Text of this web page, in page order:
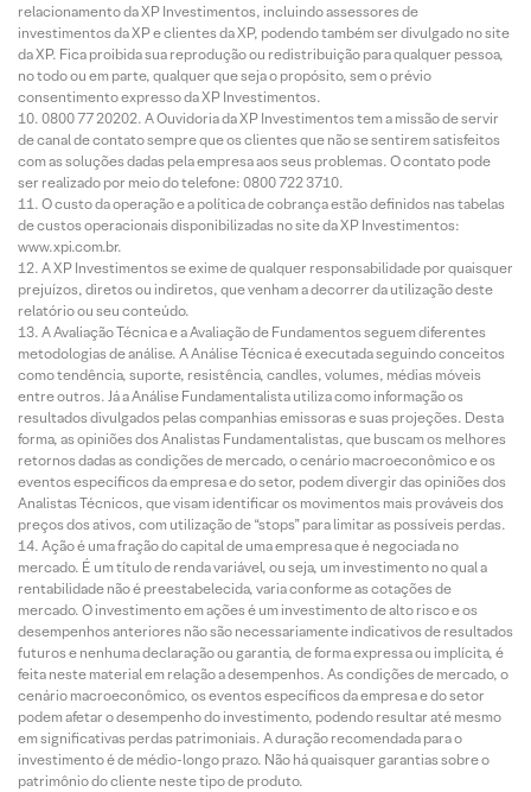
relacionamento da XP Investimentos, incluindo assessores de
investimentos da XP e clientes da XP, podendo também ser divulgado no site
da XP. Fica proibida sua reprodução ou redistribuição para qualquer pessoa,
no todo ou em parte, qualquer que seja o propósito, sem o prévio
consentimento expresso da XP Investimentos.
0800 77 20202. A Ouvidoria da XP Investimentos tem a missão de servir
de canal de contato sempre que os clientes que não se sentirem satisfeitos
com as soluções dadas pela empresa aos seus problemas. O contato pode
ser realizado por meio do telefone: 0800 722 3710.
O custo da operação e a política de cobrança estão definidos nas tabelas
de custos operacionais disponibilizadas no site da XP Investimentos:
www.xpi.com.br.
A XP Investimentos se exime de qualquer responsabilidade por quaisquer
prejuízos, diretos ou indiretos, que venham a decorrer da utilização deste
relatório ou seu conteúdo.
A Avaliação Técnica e a Avaliação de Fundamentos seguem diferentes
metodologias de análise. A Análise Técnica é executada seguindo conceitos
como tendência, suporte, resistência, candles, volumes, médias móveis
entre outros. Já a Análise Fundamentalista utiliza como informação os
resultados divulgados pelas companhias emissoras e suas projeções. Desta
forma, as opiniões dos Analistas Fundamentalistas, que buscam os melhores
retornos dadas as condições de mercado, o cenário macroeconômico e os
eventos específicos da empresa e do setor, podem divergir das opiniões dos
Analistas Técnicos, que visam identificar os movimentos mais prováveis dos
preços dos ativos, com utilização de “stops” para limitar as possíveis perdas.
Ação é uma fração do capital de uma empresa que é negociada no
mercado. É um título de renda variável, ou seja, um investimento no qual a
rentabilidade não é preestabelecida, varia conforme as cotações de
mercado. O investimento em ações é um investimento de alto risco e os
desempenhos anteriores não são necessariamente indicativos de resultados
futuros e nenhuma declaração ou garantia, de forma expressa ou implícita, é
feita neste material em relação a desempenhos. As condições de mercado, o
cenário macroeconômico, os eventos específicos da empresa e do setor
podem afetar o desempenho do investimento, podendo resultar até mesmo
em significativas perdas patrimoniais. A duração recomendada para o
investimento é de médio-longo prazo. Não há quaisquer garantias sobre o
patrimônio do cliente neste tipo de produto.